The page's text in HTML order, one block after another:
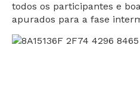
todos os participantes e
apurados para a fase